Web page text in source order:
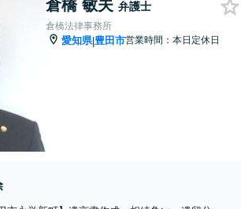
倉橋 敏夫 弁護士
倉橋法律事務所
愛知県|豊田市営業時間：本日定休日